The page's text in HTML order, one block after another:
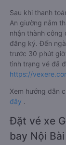
Sau khi thanh
An giường nằm
nhận thành công
đăng ký. Đến
trước 30 phút giờ
tình trạng vé đã
https://
Xem hướng dẫn
đây .
Đặt vé xe
bay Nội